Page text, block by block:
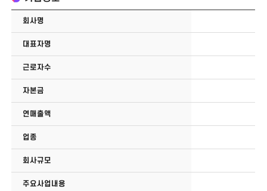
회사명
대표자명
근로자수
자본금
연매출액
업종
회사규모
주요사업내용